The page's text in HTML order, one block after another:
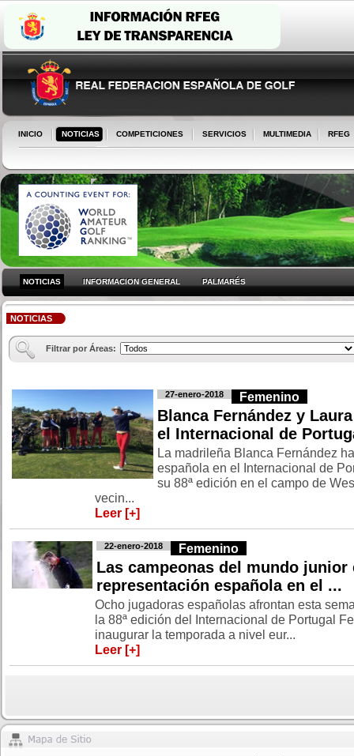
INICIO NOTICIAS COMPETICIONES SERVICIOS MULTIMEDIA RFEG
NOTICIAS INFORMACION GENERAL PALMARÉS
NOTICIAS
Filtrar por Áreas:
27-enero-2018 Femenino
Blanca Fernández y
el Internacional de
La madrileña Blanca Fernández
española en el Internacional de
su 88ª edición en el campo de
vecin...
Leer [+]
22-enero-2018 Femenino
Las campeonas del mundo junior
representación española en el ...
Ocho jugadoras españolas afrontan esta
la 88ª edición del Internacional de Portugal
inaugurar la temporada a nivel eur...
Leer [+]